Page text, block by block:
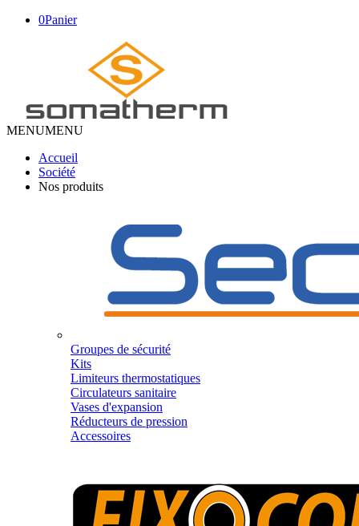
0Panier
MENUMENU
Accueil
Société
Nos produits
Groupes de sécurité
Kits
Limiteurs thermostatiques
Circulateurs sanitaire
Vases d'expansion
Réducteurs de pression
Accessoires